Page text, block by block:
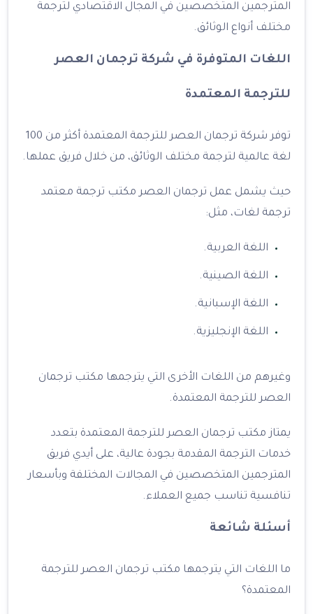
المترجمين المتخصصين في المجال الاقتصادي لترجمة
مختلف أنواع الوثائق.
اللغات المتوفرة في شركة ترجمان العصر
للترجمة المعتمدة
توفر شركة ترجمان العصر للترجمة المعتمدة أكثر من 100
لغة عالمية لترجمة مختلف الوثائق، من خلال فريق عملها.
حيث يشمل عمل ترجمان العصر مكتب ترجمة معتمد
ترجمة لغات، مثل:
اللغة العربية.
اللغة الصينية.
اللغة الإسبانية.
اللغة الإنجليزية.
وغيرهم من اللغات الأخرى التي يترجمها مكتب ترجمان
العصر للترجمة المعتمدة.
يمتاز مكتب ترجمان العصر للترجمة المعتمدة بتعدد
خدمات الترجمة المقدمة بجودة عالية، على أيدي فريق
المترجمين المتخصصين في المجالات المختلفة وبأسعار
تنافسية تناسب جميع العملاء.
أسئلة شائعة
ما اللغات التي يترجمها مكتب ترجمان العصر للترجمة
المعتمدة؟